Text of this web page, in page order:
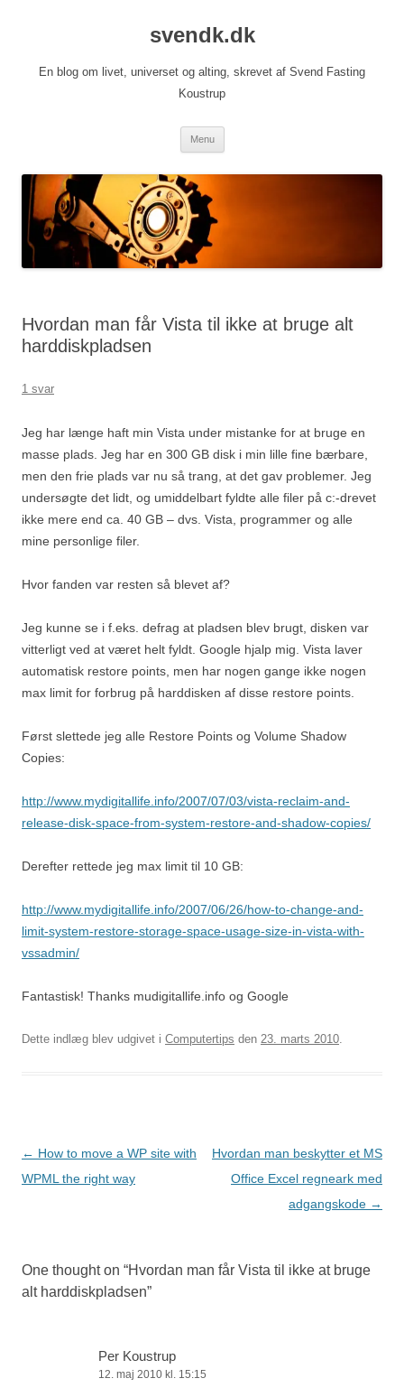
svendk.dk
En blog om livet, universet og alting, skrevet af Svend Fasting
Koustrup
Menu
Hvordan man får Vista til ikke at bruge alt
harddiskpladsen
1 svar
Jeg har længe haft min Vista under mistanke for at bruge en
masse plads. Jeg har en 300 GB disk i min lille fine bærbare,
men den frie plads var nu så trang, at det gav problemer. Jeg
undersøgte det lidt, og umiddelbart fyldte alle filer på c:-drevet
ikke mere end ca. 40 GB – dvs. Vista, programmer og alle
mine personlige filer.
Hvor fanden var resten så blevet af?
Jeg kunne se i f.eks. defrag at pladsen blev brugt, disken var
vitterligt ved at været helt fyldt. Google hjalp mig. Vista laver
automatisk restore points, men har nogen gange ikke nogen
max limit for forbrug på harddisken af disse restore points.
Først slettede jeg alle Restore Points og Volume Shadow
Copies:
http://www.mydigitallife.info/2007/07/03/vista-reclaim-and-
release-disk-space-from-system-restore-and-shadow-copies/
Derefter rettede jeg max limit til 10 GB:
http://www.mydigitallife.info/2007/06/26/how-to-change-and-
limit-system-restore-storage-space-usage-size-in-vista-with-
vssadmin/
Fantastisk! Thanks mudigitallife.info og Google
Dette indlæg blev udgivet i Computertips den 23. marts 2010
Indlægsnavigation
← How to move a WP site with
WPML the right way
Hvordan man beskytter et MS
Office Excel regneark med
adgangskode →
One thought on “Hvordan man får Vista til ikke at bruge
alt harddiskpladsen”
Per Koustrup
12. maj 2010 kl. 15:15